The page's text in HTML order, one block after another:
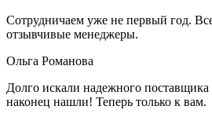
Сотрудничаем уже не первый год.
отзывчивые менеджеры.
Ольга Романова
Долго искали надежного
наконец нашли! Теперь только к вам.